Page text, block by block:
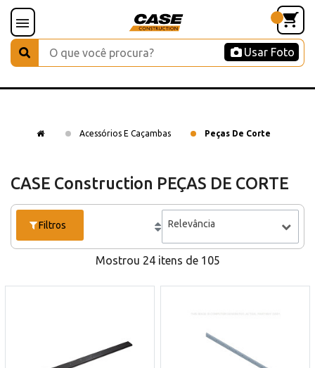
Usar Foto
Acessórios E Caçambas Peças De Corte
CASE Construction PEÇAS DE CORTE
Filtros Relevância
Mostrou 24 itens de 105